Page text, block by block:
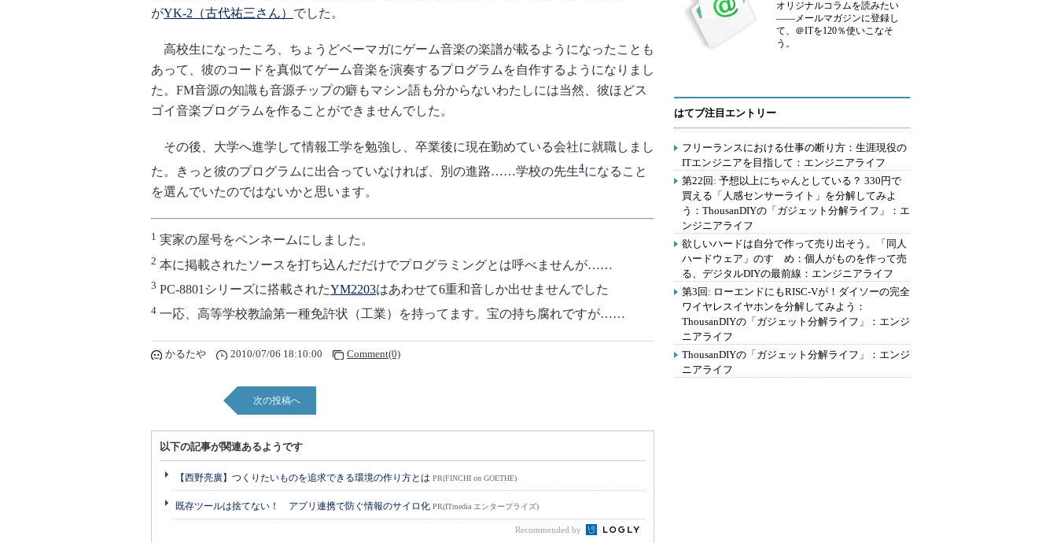
がYK-2（古代祐三さん） でした。
高校生になったころ、ちょうどベーマガにゲーム音楽の楽譜が載るようになったことも
あって、彼のコードを真似てゲーム音楽を演奏するプログラムを自作するようになりまし
た。FM音源の知識も音源チップの癖もマシン語も分からないわたしには当然、彼ほどス
ゴイ音楽プログラムを作ることができませんでした。
その後、大学へ進学して情報工学を勉強し、卒業後に現在勤めている会社に就職しまし
た。きっと彼のプログラムに出合っていなければ、別の進路……学校の先生4になること
を選んでいたのではないかと思います。
1 実家の屋号をペンネームにしました。
2 本に掲載されたソースを打ち込んだだけでプログラミングとは呼べませんが……
3 PC-8801シリーズに搭載されたYM2203はあわせて6重和音しか出せませんでした
4 一応、高等学校教諭第一種免許状（工業）を持ってます。宝の持ち腐れですが……
かるたや 2010/07/06 18:10:00 Comment(0)
次の投稿へ
以下の記事が関連あるようです
【西野亮廣】つくりたいものを追求できる環境の作り方とは PR(FINCHI on GOETHE)
既存ツールは捨てない！ アプリ連携で防ぐ情報のサイロ化 PR(ITmedia エンタープライズ)
Recommended by
オリジナルコラムを読みたい
――メールマガジンに登録し
て、＠ITを120％使いこなそ
う。
はてブ注目エントリー
フリーランスにおける仕事の断り方：生涯現役の
ITエンジニアを目指して：エンジニアライフ
第22回: 予想以上にちゃんとしている？ 330円で
買える「人感センサーライト」を分解してみよ
う：ThousanDIYの「ガジェット分解ライフ」：エ
ンジニアライフ
欲しいハードは自分で作って売り出そう。「同人
ハードウェア」のすゝめ：個人がものを作って売
る、デジタルDIYの最前線：エンジニアライフ
第3回: ローエンドにもRISC-Vが！ダイソーの完全
ワイヤレスイヤホンを分解してみよう：
ThousanDIYの「ガジェット分解ライフ」：エンジ
ニアライフ
ThousanDIYの「ガジェット分解ライフ」：エンジ
ニアライフ